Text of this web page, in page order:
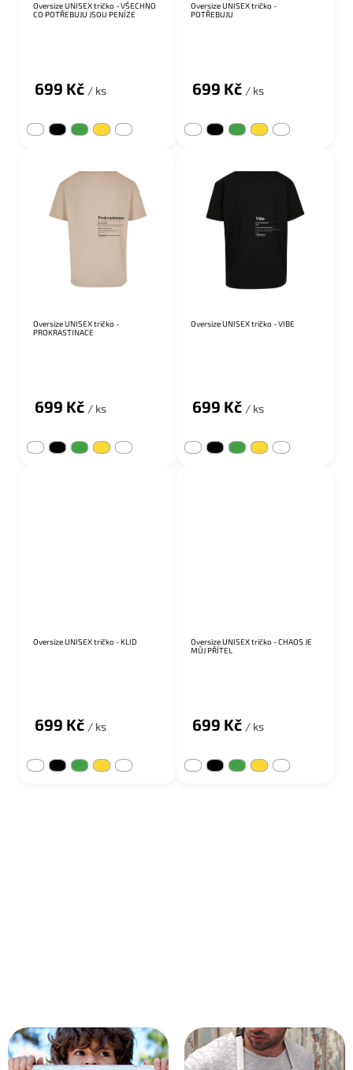
Oversize UNISEX tričko - VŠECHNO
CO POTŘEBUJU JSOU PENÍZE
699 Kč / ks
Oversize UNISEX tričko -
POTŘEBUJU
699 Kč / ks
Oversize UNISEX tričko -
PROKRASTINACE
699 Kč / ks
Oversize UNISEX tričko - VIBE
699 Kč / ks
Oversize UNISEX tričko - KLID
699 Kč / ks
Oversize UNISEX tričko - CHAOS JE
MŮJ PŘÍTEL
699 Kč / ks